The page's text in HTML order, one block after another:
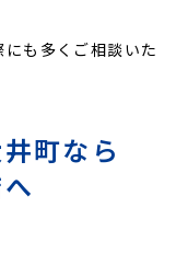
も多くご相談いた
町なら